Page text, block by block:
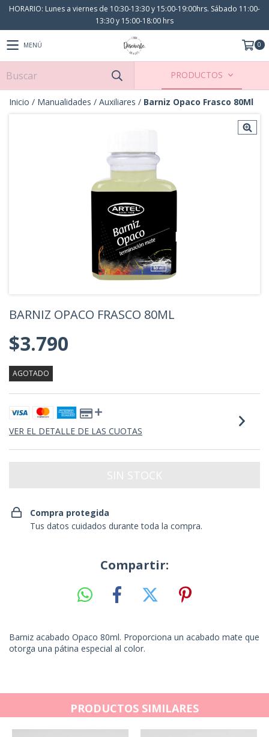
HORARIO: Lunes a viernes de 10:30-13:30 y 15:00-19:00hrs. Sábado 11:00-
13:30 y 15:00-18:00 hrs
MENÚ 0
PRODUCTOS
Inicio / Manualidades / Auxiliares / Barniz Opaco Frasco 80Ml
BARNIZ OPACO FRASCO 80ML
$3.790
AGOTADO
VER EL DETALLE DE LAS CUOTAS
Compra protegida
Tus datos cuidados durante toda la compra.
Compartir:
Barniz acabado Opaco 80ml. Proporciona un acabado mate que
otorga una pátina especial al color.
PRODUCTOS SIMILARES